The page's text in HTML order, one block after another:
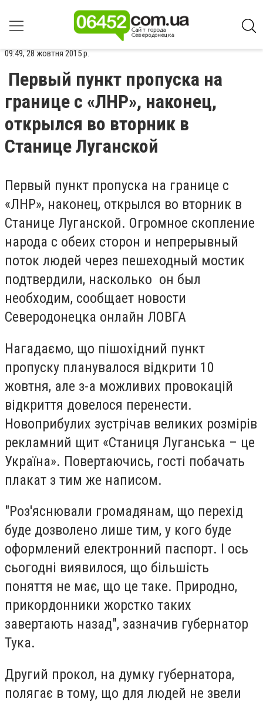
09:49, 28 жовтня 2015 р.
Первый пункт пропуска на
границе с «ЛНР», наконец,
открылся во вторник в
Станице Луганской
Первый пункт пропуска на границе с
«ЛНР», наконец, открылся во вторник в
Станице Луганской. Огромное скопление
народа с обеих сторон и непрерывный
поток людей через пешеходный мостик
подтвердили, насколько он был
необходим, сообщает новости
Северодонецка онлайн ЛОВГА
Нагадаємо, що пішохідний пункт
пропуску планувалося відкрити 10
жовтня, але з-а можливих провокацій
відкриття довелося перенести.
Новоприбулих зустрічав великих розмірів
рекламний щит «Станиця Луганська – це
Україна». Повертаючись, гості побачать
плакат з тим же написом.
"Роз'яснювали громадянам, що перехід
буде дозволено лише тим, у кого буде
оформлений електронний паспорт. І ось
сьогодні виявилося, що більшість
поняття не має, що це таке. Природно,
прикордонники жорстко таких
завертають назад", зазначив губернатор
Тука.
Другий прокол, на думку губернатора,
полягає в тому, що для людей не звели